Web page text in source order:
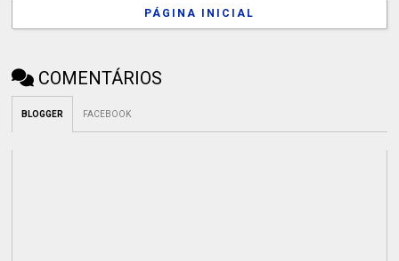
PÁGINA INICIAL
COMENTÁRIOS
BLOGGER FACEBOOK